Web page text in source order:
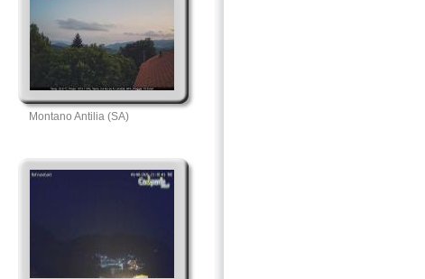
Montano Antilia (SA)